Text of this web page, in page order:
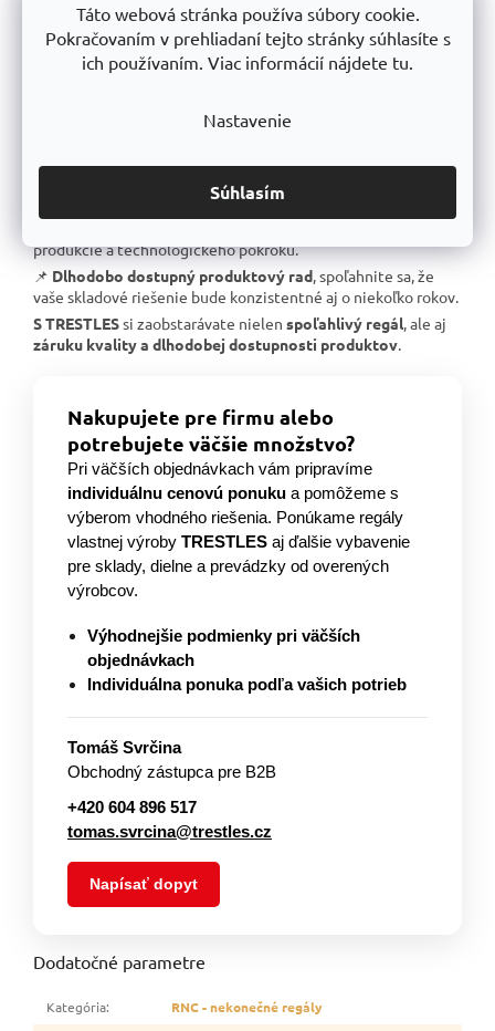
Táto webová stránka používa súbory cookie.
Pokračovaním v prehliadaní tejto stránky súhlasíte s
ich používaním. Viac informácií nájdete tu.
Nastavenie
Súhlasím
📌Skvelá stabilita, pevná oceľová konštrukcia testovaná na
extrémne zaťaženie.
Perfektná ergonómia , jednoduchá manipulácia a
spracovanie za férovú cenu.
produkcie a technologického pokroku.
📌 Dlhodobo dostupný produktový rad , spoľahnite sa, že
vaše skladové riešenie bude konzistentné aj o niekoľko rokov.
S TRESTLESsi zaobstarávate nielen spoľahlivý regál , ale aj
záruku kvality a dlhodobej dostupnosti produktov
Nakupujete pre firmu alebo
potrebujete väčšie množstvo?
Pri väčších objednávkach vám pripravíme
individuálnu cenovú ponuku a pomôžeme s
výberom vhodného riešenia. Ponúkame regály
vlastnej výroby TRESTLES aj ďalšie vybavenie
pre sklady, dielne a prevádzky od overených
výrobcov.
Výhodnejšie podmienky pri väčších
objednávkach
Individuálna ponuka podľa vašich potrieb
Tomáš Svrčina
Obchodný zástupca pre B2B
+420 604 896 517
tomas.svrcina@trestles.cz
Napísať dopyt
Dodatočné parametre
Kategória:
RNC - nekonečné regály